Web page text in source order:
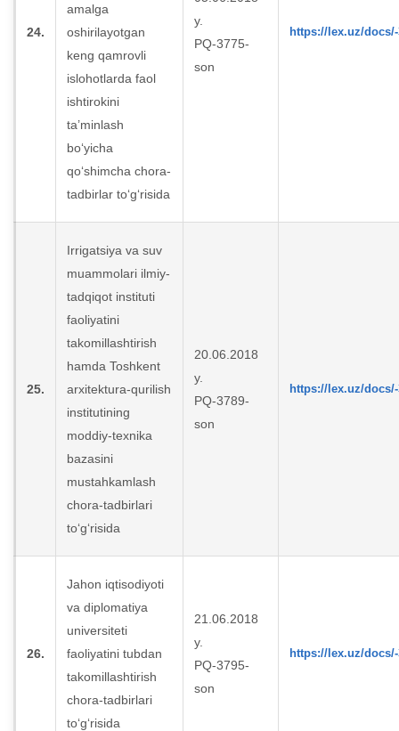
24.
amalga
oshirilayotgan
keng qamrovli
islohotlarda faol
ishtirokini
ta’minlash
bo‘yicha
qo‘shimcha chora-
tadbirlar to‘g‘risida
y.
PQ-3775-
son
https://lex.uz/docs/-
25.
Irrigatsiya va suv
muammolari ilmiy-
tadqiqot instituti
faoliyatini
takomillashtirish
hamda Toshkent
arxitektura-qurilish
institutining
moddiy-texnika
bazasini
mustahkamlash
chora-tadbirlari
to‘g‘risida
20.06.2018
y.
PQ-3789-
son
https://lex.uz/docs/-
26.
Jahon iqtisodiyoti
va diplomatiya
universiteti
faoliyatini tubdan
takomillashtirish
chora-tadbirlari
to‘g‘risida
21.06.2018
y.
PQ-3795-
son
https://lex.uz/docs/-